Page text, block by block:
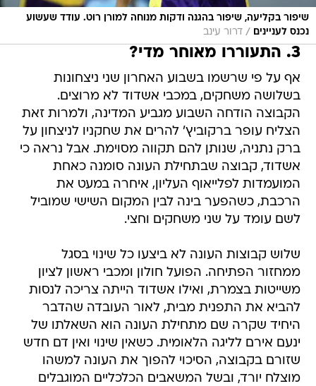
שיפור בקליעה, שיפור בהגנה ודקות מנוחה למורן רוט. עודד שעשוע
נכנס לעניינים
/ דרור עינב
3. התעוררו מאוחר מדי?
אף על פי שרשמו בשבוע האחרון שני ניצחונות
בשלושה משחקים, במכבי אשדוד לא מרוצים.
הקבוצה הודחה השבוע מגביע המדינה, ולמרות זאת
הצליח עופר ברקוביץ' להרים את שחקניו לניצחון על
ברק נתניה, שנותן להם תקווה מסוימת. אבל נראה כי
אשדוד, קבוצה שבתחילת העונה סומנה כאחת
המועמדות לפלייאוף העליון, איחרה במעט את
הרכבת, כשהפער בינה לבין המקום השישי שמוביל
לשם עומד על שני משחקים וחצי.
שלוש קבוצות העונה לא ביצעו כל שינוי בסגל
ממחזור הפתיחה. הפועל חולון ומכבי ראשון לציון
משייטות בצמרת, ואילו אשדוד הייתה צריכה לנסות
להביא את התפנית מבית, לאור העובדה שהדבר
היחיד שקרה שם מתחילת העונה הוא השאלתו של
ינעם אירם לליגה הלאומית. כשאין שינוי ואין דם חדש
שזורם בקבוצה, הסיכוי להפוך את העונה למשהו
מוצלח יורד, ובשל המשאבים הכלכליים המוגבלים